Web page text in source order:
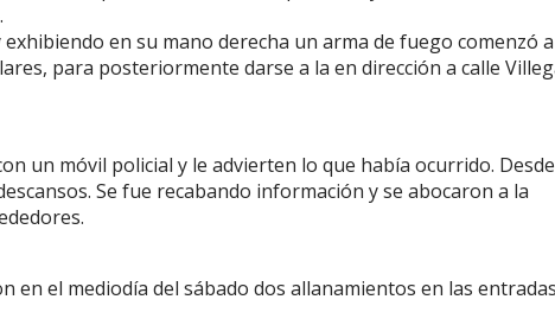
en su mano derecha un arma de fuego comenzó a
para posteriormente darse a la en dirección a calle
un móvil policial y le advierten lo que había ocurrido. Desde
Se fue recabando información y se abocaron a la
en el mediodía del sábado dos allanamientos en las